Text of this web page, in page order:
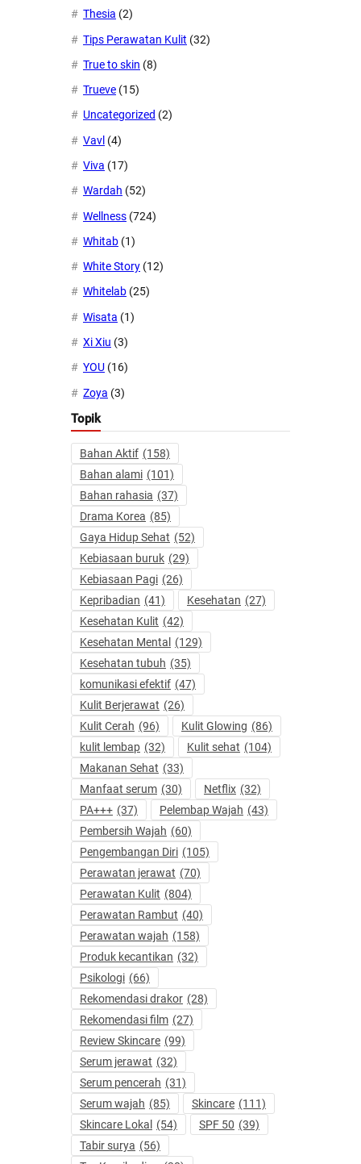
Thesia (2)
Tips Perawatan Kulit (32)
True to skin (8)
Trueve (15)
Uncategorized (2)
Vavl (4)
Viva (17)
Wardah (52)
Wellness (724)
Whitab (1)
White Story (12)
Whitelab (25)
Wisata (1)
Xi Xiu (3)
YOU (16)
Zoya (3)
Topik
Bahan Aktif (158)
Bahan alami (101)
Bahan rahasia (37)
Drama Korea (85)
Gaya Hidup Sehat (52)
Kebiasaan buruk (29)
Kebiasaan Pagi (26)
Kepribadian (41) Kesehatan (27)
Kesehatan Kulit (42)
Kesehatan Mental
(129)
Kesehatan tubuh (35)
komunikasi efektif (47)
Kulit Berjerawat (26)
Kulit Cerah (96) Kulit Glowing (86)
kulit lembap (32) Kulit sehat (104)
Makanan Sehat (33)
Manfaat serum (30) Netflix (32)
PA+++ (37) Pelembap Wajah (43)
Pembersih Wajah (60)
Pengembangan Diri (105)
Perawatan jerawat (70)
Perawatan Kulit (804)
Perawatan Rambut (40)
Perawatan wajah (158)
Produk kecantikan (32)
Psikologi (66)
Rekomendasi drakor (28)
Rekomendasi film (27)
Review Skincare (99)
Serum jerawat (32)
Serum pencerah (31)
Serum wajah (85) Skincare (111)
Skincare Lokal
(54) SPF 50 (39)
Tabir surya (56)